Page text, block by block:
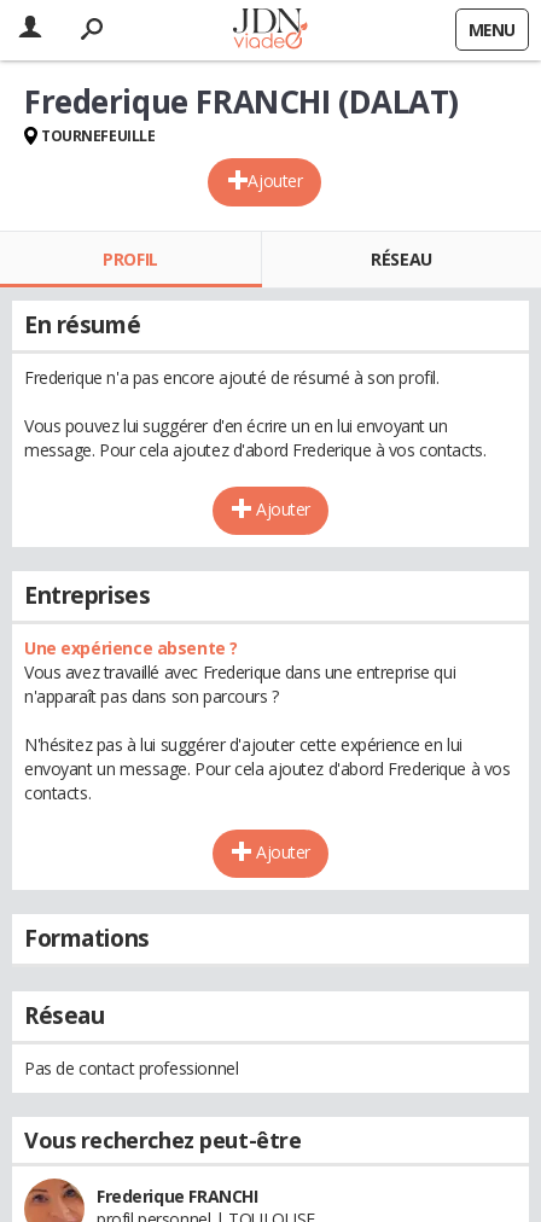
MENU
Ajouter
Frederique FRANCHI (DALAT)
TOURNEFEUILLE
PROFIL RÉSEAU
En résumé
Frederique n'a pas encore ajouté de résumé à son profil.
Vous pouvez lui suggérer d'en écrire un en lui envoyant un
message. Pour cela ajoutez d'abord Frederique à vos contacts.
Ajouter
Entreprises
Une expérience absente ?
Vous avez travaillé avec Frederique dans une entreprise qui
n'apparaît pas dans son parcours ?
N'hésitez pas à lui suggérer d'ajouter cette expérience en lui
envoyant un message. Pour cela ajoutez d'abord Frederique à vos
contacts.
Ajouter
Formations
Réseau
Pas de contact professionnel
Vous recherchez peut-être
Frederique FRANCHI